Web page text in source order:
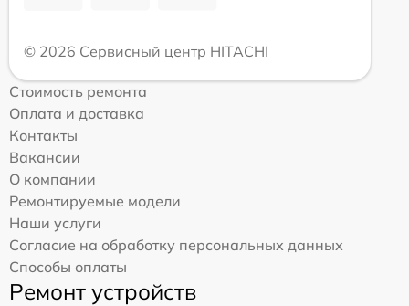
© 2026 Сервисный центр HITACHI
Стоимость ремонта
Оплата и доставка
Контакты
Вакансии
О компании
Ремонтируемые модели
Наши услуги
Согласие на обработку персональных данных
Способы оплаты
Ремонт устройств